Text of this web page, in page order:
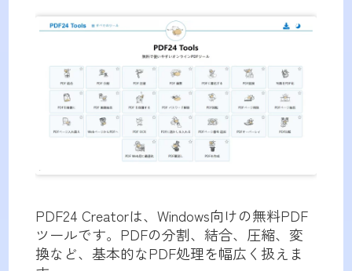
PDF24 Creatorは、Windows向けの無料PDF
ツールです。PDFの分割、結合、圧縮、変
換など、基本的なPDF処理を幅広く扱えま